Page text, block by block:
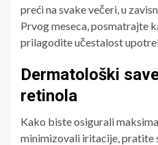
preći na svake večeri, u
Prvog meseca, posmatrajte
prilagodite učestalost
Dermatološki
retinola
Kako biste osigurali
minimizovali iritacije, pratite